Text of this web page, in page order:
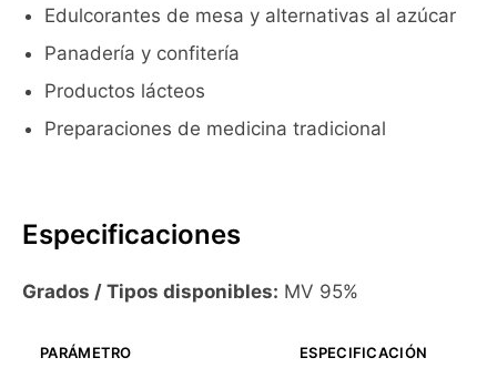
Edulcorantes de mesa y alternativas al azúcar
Panadería y confitería
Productos lácteos
Preparaciones de medicina tradicional
Especificaciones
Grados / Tipos disponibles: MV 95%
PARÁMETRO ESPECIFICACIÓN